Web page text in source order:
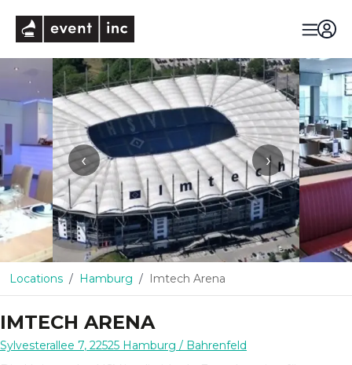
‹ ›
Locations Hamburg Imtech Arena
IMTECH ARENA
Sylvesterallee 7, 22525 Hamburg / Bahrenfeld